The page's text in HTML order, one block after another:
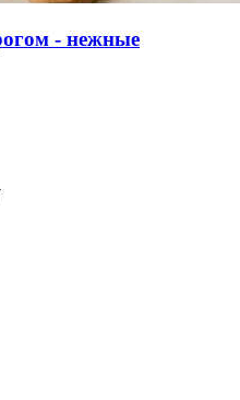
- нежные